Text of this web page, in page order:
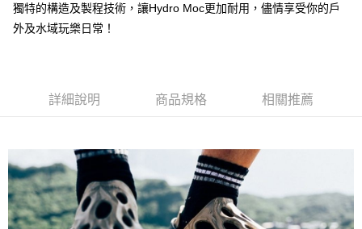
台新國際商業銀行
中國信託商業銀行
台灣樂天信用卡公司
全家取貨付款
每筆NT$60，滿NT$490(含以上)免運費
付款後7-11取貨
每筆NT$60，滿NT$490(含以上)免運費
宅配
獨特的構造及製程技術，讓Hydro Moc更加耐用，儘情享受你的戶
外及水域玩樂日常！
詳細說明 商品規格 相關推薦